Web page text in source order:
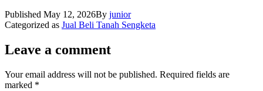
Published May 12, 2026By junior
Categorized as Jual Beli Tanah Sengketa
Leave a comment
Your email address will not be published. Required fields are
marked *